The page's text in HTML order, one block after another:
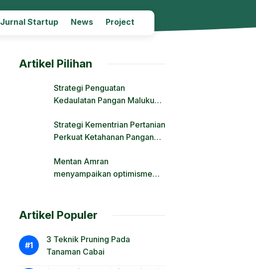
Jurnal Startup News Project
Artikel Pilihan
Strategi Penguatan
Kedaulatan Pangan Maluku
dan Regulasi Lahan
Strategi Kementrian Pertanian
Perkuat Ketahanan Pangan
Krisis Iklim dan Fenomena El
Nino
Mentan Amran
menyampaikan optimisme
Artikel Populer
3 Teknik Pruning Pada
Tanaman Cabai